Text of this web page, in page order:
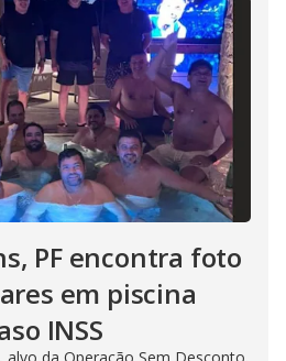
PF encontra foto
em piscina
INSS